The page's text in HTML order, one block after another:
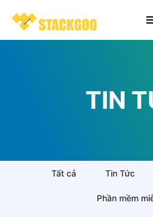
TIN
Tất cả Tin Tức
Phần mềm